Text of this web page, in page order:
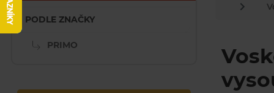
PODLE ZNAČKY
PRIMO